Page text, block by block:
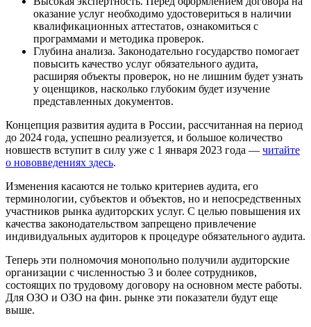
оказание услуг необходимо удостовериться в наличии
квалификационных аттестатов, ознакомиться с
программами и методика проверок.
Глубина анализа. Законодательно государство помогает
повысить качество услуг обязательного аудита,
расширяя объекты проверок, но не лишним будет узнать
у оценщиков, насколько глубоким будет изучение
представленных документов.
Концепция развития аудита в России, рассчитанная на период
до 2024 года, успешно реализуется, и большое количество
новшеств вступит в силу уже с 1 января 2023 года — читайте
о нововведениях здесь.
Изменения касаются не только критериев аудита, его
терминологии, субъектов и объектов, но и непосредственных
участников рынка аудиторских услуг. С целью повышения их
качества законодательством запрещено привлечение
индивидуальных аудиторов к процедуре обязательного аудита.
Теперь эти полномочия монопольно получили аудиторские
организации с численностью 3 и более сотрудников,
состоящих по трудовому договору на основном месте работы.
Для ОЗО и ОЗО на фин. рынке эти показатели будут еще
выше.